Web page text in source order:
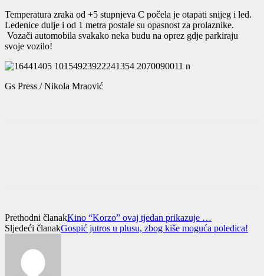
Temperatura zraka od +5 stupnjeva C počela je otapati snijeg i led.
Ledenice dulje i od 1 metra postale su opasnost za prolaznike.
Vozači automobila svakako neka budu na oprez gdje parkiraju
svoje vozilo!
Gs Press / Nikola Mraović
Prethodni članakKino “Korzo” ovaj tjedan prikazuje …
Sljedeći članakGospić jutros u plusu, zbog kiše moguća poledica!